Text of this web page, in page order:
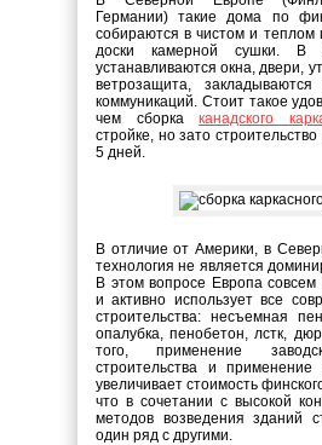
Германии) такие дома по
собираются в чистом и теплом
доски камерной сушки. В
устанавливаются окна, двери,
ветрозащита,
коммуникаций. Стоит такое
чем сборкаканадского
стройке, но зато
5 дней.
В отличие от Америки, в
технология не является
В этом вопросе Европа совсем
и активно использует все
строительства: несъемная
опалубка, пенобетон, лстк,
того, применение
строительства и применение
увеличивает стоимость
что в сочетании с высокой
методов возведения зданий
один ряд с другими.